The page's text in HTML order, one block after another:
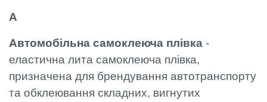
А
Автомобільна самоклеюча плівка -
еластична лита самоклеюча плівка,
призначена для брендування автотранспорту
та обклеювання складних, вигнутих